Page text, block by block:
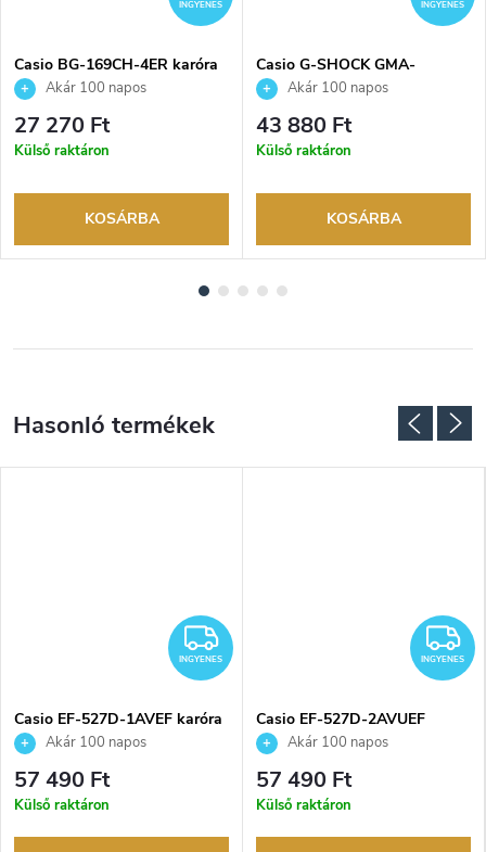
INGYENES
Casio BG-169CH-4ER karóra
Akár 100 napos
visszaküldési lehetőség. Hivatalos
márkakereskedő.
27 270 Ft
Külső raktáron
KOSÁRBA
INGYENES
Casio G-SHOCK GMA-
P2100SG-1AER karóra
Akár 100 napos
visszaküldési lehetőség. Hivatalos
márkakereskedő.
43 880 Ft
Külső raktáron
KOSÁRBA
INGYENES
INGYENES
Casio EF-527D-1AVEF karóra
Akár 100 napos
visszaküldési lehetőség. Hivatalos
márkakereskedő.
57 490 Ft
Külső raktáron
INGYENES
Casio EF-527D-2AVUEF
karóraAkár 100 napos
visszaküldési lehetőség. Hivatalos
márkakereskedő.
57 490 Ft
Külső raktáron